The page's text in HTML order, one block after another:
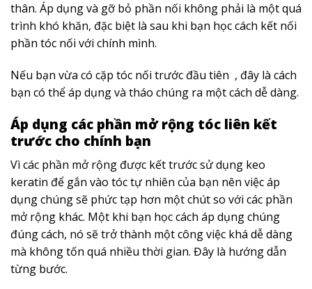
thân. Áp dụng và gỡ bỏ phần nối không phải là một quá
trình khó khăn, đặc biệt là sau khi bạn học cách kết nối
phần tóc nối với chính mình.
Nếu bạn vừa có cặp tóc nối trước đầu tiên , đây là cách
bạn có thể áp dụng và tháo chúng ra một cách dễ dàng.
Áp dụng các phần mở rộng tóc liên kết
trước cho chính bạn
Vì các phần mở rộng được kết trước sử dụng keo
keratin để gắn vào tóc tự nhiên của bạn nên việc áp
dụng chúng sẽ phức tạp hơn một chút so với các phần
mở rộng khác. Một khi bạn học cách áp dụng chúng
đúng cách, nó sẽ trở thành một công việc khá dễ dàng
mà không tốn quá nhiều thời gian. Đây là hướng dẫn
từng bước.